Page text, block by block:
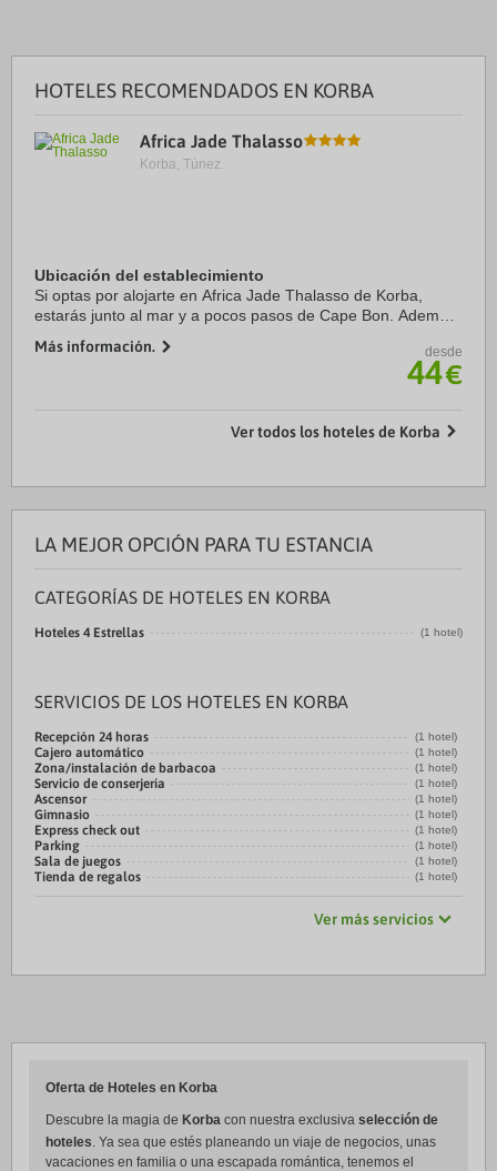
HOTELES RECOMENDADOS EN KORBA
Africa Jade Thalasso
Korba, Túnez.
Ubicación del establecimiento
Si optas por alojarte en Africa Jade Thalasso de Korba,
estarás junto al mar y a pocos pasos de Cape Bon. Además,
Hammamet y a 40,9 km de Yasmine ...
Más información. desde
44€
Ver todos los hoteles de Korba
LA MEJOR OPCIÓN PARA TU ESTANCIA
CATEGORÍAS DE HOTELES EN KORBA
Hoteles 4 Estrellas (1 hotel)
SERVICIOS DE LOS HOTELES EN KORBA
Recepción 24 horas (1 hotel)
Cajero automático (1 hotel)
Zona/instalación de barbacoa (1 hotel)
Servicio de conserjería (1 hotel)
Ascensor (1 hotel)
Gimnasio (1 hotel)
Express check out (1 hotel)
Parking (1 hotel)
Sala de juegos (1 hotel)
Tienda de regalos (1 hotel)
Ver más servicios
Oferta de Hoteles en Korba
Descubre la magia de Korba con nuestra exclusiva selección de
hoteles. Ya sea que estés planeando un viaje de negocios, unas
vacaciones en familia o una escapada romántica, tenemos el